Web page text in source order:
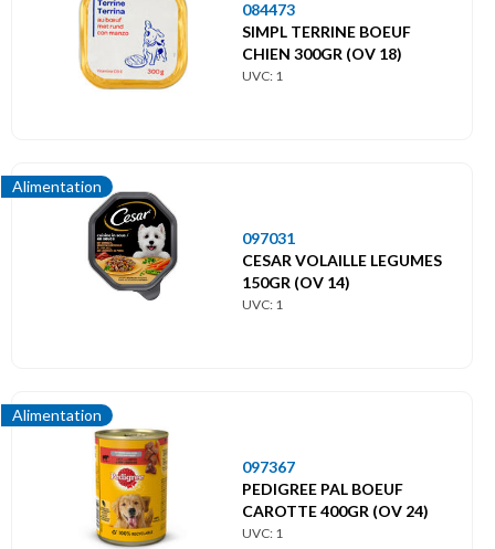
084473
SIMPL TERRINE BOEUF
CHIEN 300GR (OV 18)
UVC: 1
Alimentation
097031
CESAR VOLAILLE LEGUMES
150GR (OV 14)
UVC: 1
Alimentation
097367
PEDIGREE PAL BOEUF
CAROTTE 400GR (OV 24)
UVC: 1